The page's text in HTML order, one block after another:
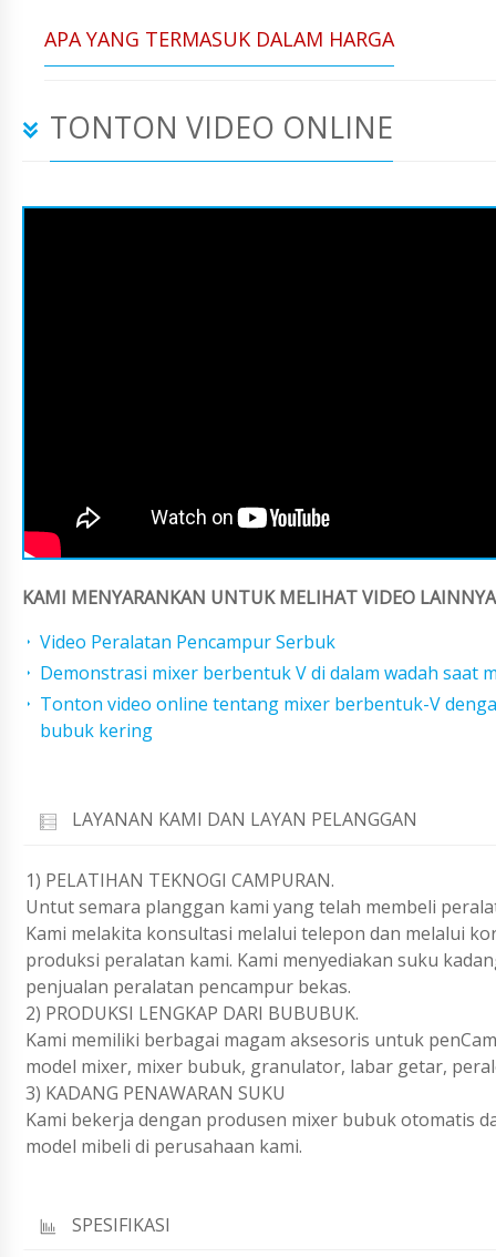
APA YANG TERMASUK DALAM HARGA
TONTON VIDEO ONLINE
KAMI MENYARANKAN UNTUK MELIHAT VIDEO
Video Peralatan Pencampur Serbuk
Demonstrasi mixer berbentuk V di dalam wadah saat
Tonton video online tentang mixer berbentuk-V
bubuk kering
LAYANAN KAMI DAN LAYAN PELANGGAN
1) PELATIHAN TEKNOGI CAMPURAN.
Untut semara planggan kami yang telah membeli
Kami melakita konsultasi melalui telepon dan melalui
produksi peralatan kami. Kami menyediakan suku
penjualan peralatan pencampur bekas.
2) PRODUKSI LENGKAP DARI BUBUBUK.
Kami memiliki berbagai magam aksesoris untuk
model mixer, mixer bubuk, granulator, labar getar,
3) KADANG PENAWARAN SUKU
Kami bekerja dengan produsen mixer bubuk otomatis
model mibeli di perusahaan kami.
SPESIFIKASI